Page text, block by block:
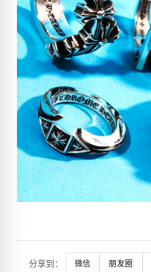
分享到： 微信 朋友圈